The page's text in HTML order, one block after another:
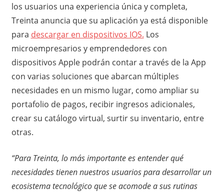
los usuarios una experiencia única y completa,
Treinta anuncia que su aplicación ya está disponible
para descargar en dispositivos IOS. Los
microempresarios y emprendedores con
dispositivos Apple podrán contar a través de la App
con varias soluciones que abarcan múltiples
necesidades en un mismo lugar, como ampliar su
portafolio de pagos, recibir ingresos adicionales,
crear su catálogo virtual, surtir su inventario, entre
otras.
“Para Treinta, lo más importante es entender qué
necesidades tienen nuestros usuarios para desarrollar un
ecosistema tecnológico que se acomode a sus rutinas